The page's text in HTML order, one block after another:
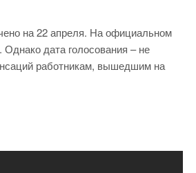
на 22 апреля. На официальном
дата голосования – не
работникам, вышедшим на